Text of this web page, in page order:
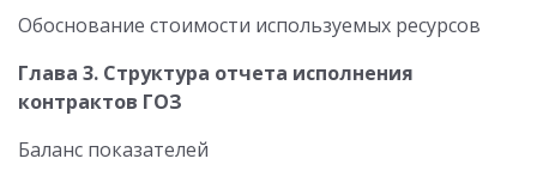
Обоснование стоимости используемых ресурсов
Глава 3. Структура отчета исполнения
контрактов ГОЗ
Баланс показателей